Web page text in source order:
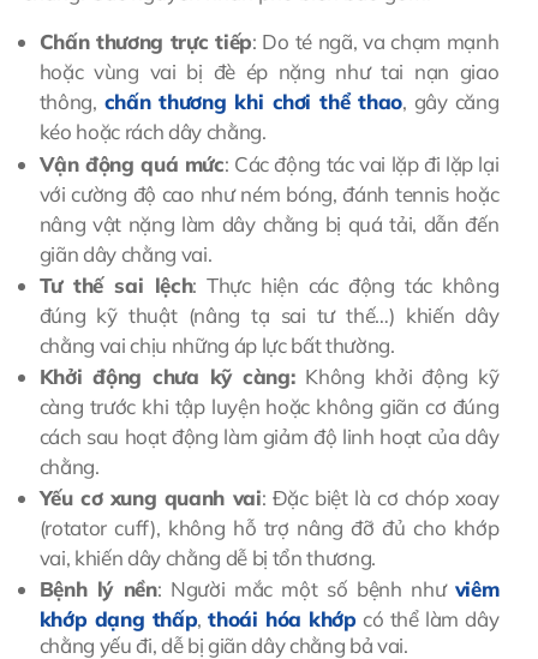
Chấn thương trực tiếp: Do té ngã, va chạm mạnh
hoặc vùng vai bị đè ép nặng như tai nạn giao
thông, chấn thương khi chơi thể thao, gây căng
kéo hoặc rách dây chằng.
Vận động quá mức: Các động tác vai lặp đi lặp lại
với cường độ cao như ném bóng, đánh tennis hoặc
nâng vật nặng làm dây chằng bị quá tải, dẫn đến
giãn dây chằng vai.
Tư thế sai lệch: Thực hiện các động tác không
đúng kỹ thuật (nâng tạ sai tư thế…) khiến dây
chằng vai chịu những áp lực bất thường.
Khởi động chưa kỹ càng: Không khởi động kỹ
càng trước khi tập luyện hoặc không giãn cơ đúng
cách sau hoạt động làm giảm độ linh hoạt của dây
chằng.
Yếu cơ xung quanh vai: Đặc biệt là cơ chóp xoay
(rotator cuff), không hỗ trợ nâng đỡ đủ cho khớp
vai, khiến dây chằng dễ bị tổn thương.
Bệnh lý nền: Người mắc một số bệnh như viêm
khớp dạng thấp,thoái hóa khớp có thể làm dây
chằng yếu đi, dễ bị giãn dây chằng bả vai.